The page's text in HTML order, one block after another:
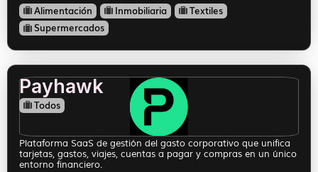
Alimentación Inmobiliaria
Textiles
Supermercados
Payhawk
Todos
Plataforma SaaS de gestión del gasto corporativo que unifica
tarjetas, gastos, viajes, cuentas a pagar y compras en un único
entorno financiero.